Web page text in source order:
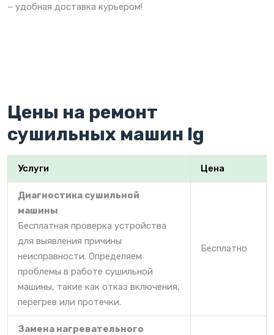
– удобная доставка курьером!
Цены на ремонт
сушильных машин lg
Услуги Цена
Диагностика сушильной
машины
Бесплатная проверка устройства
для выявления причины
неисправности. Определяем
проблемы в работе сушильной
машины, такие как отказ включения,
перегрев или протечки.
Бесплатно
Замена нагревательного